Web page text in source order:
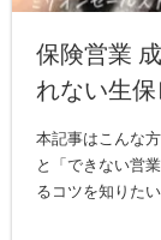
保険営業
れない生
本記事はこんな
と「できない営
るコツを知りた